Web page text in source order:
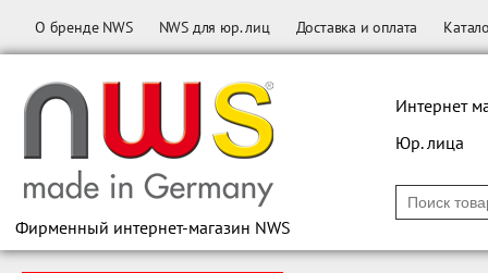
О бренде NWS NWS для юр. лиц Доставка и оплата
Фирменный интернет-магазин NWS
Интернет
Юр. лица